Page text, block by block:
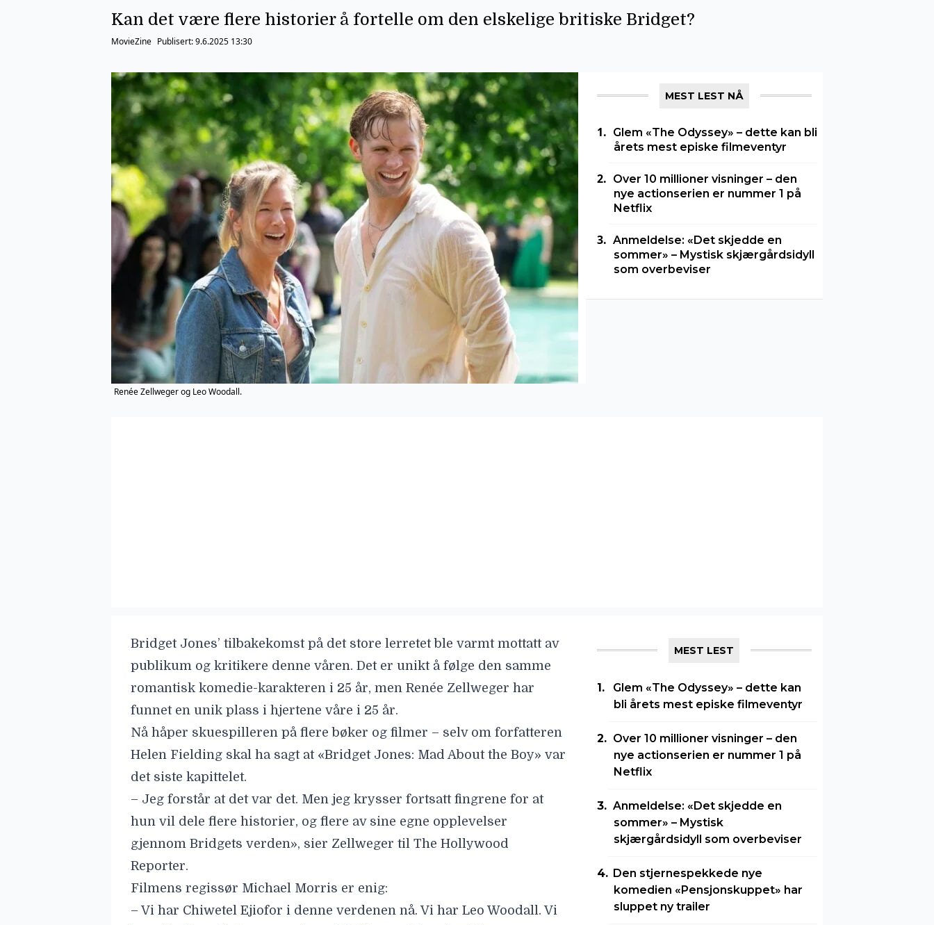
Kan det være flere historier å fortelle om den elskelige britiske Bridget?
MovieZine Publisert:9.6.2025 13:30
Renée Zellweger og Leo Woodall.
MEST LEST NÅ
Glem «The Odyssey» – dette kan bli
årets mest episke filmeventyr
Over 10 millioner visninger – den
nye actionserien er nummer 1 på
Netflix
Anmeldelse: «Det skjedde en
sommer» – Mystisk skjærgårdsidyll
som overbeviser
Bridget Jones’ tilbakekomst på det store lerretet ble varmt mottatt av
publikum og kritikere denne våren. Det er unikt å følge den samme
romantisk komedie-karakteren i 25 år, men Renée Zellweger har
funnet en unik plass i hjertene våre i 25 år.
Nå håper skuespilleren på flere bøker og filmer – selv om forfatteren
Helen Fielding skal ha sagt at «Bridget Jones: Mad About the Boy» var
det siste kapittelet.
– Jeg forstår at det var det. Men jeg krysser fortsatt fingrene for at
hun vil dele flere historier, og flere av sine egne opplevelser
gjennom Bridgets verden», sier Zellweger til The Hollywood
Reporter.
Filmens regissør Michael Morris er enig:
– Vi har Chiwetel Ejiofor i denne verdenen nå. Vi har Leo Woodall. Vi
MEST LEST
Glem «The Odyssey» – dette kan
bli årets mest episke filmeventyr
Over 10 millioner visninger – den
nye actionserien er nummer 1 på
Netflix
Anmeldelse: «Det skjedde en
sommer» – Mystisk
skjærgårdsidyll som overbeviser
Den stjernespekkede nye
komedien «Pensjonskuppet» har
sluppet ny trailer